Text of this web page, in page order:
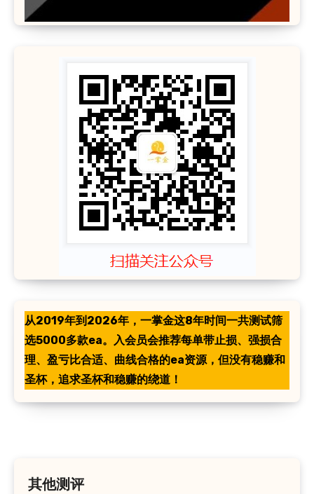
从2019年到2026年，一掌金这8年时间一共测试筛
选5000多款ea。入会员会推荐每单带止损、强损合
理、盈亏比合适、曲线合格的ea资源，但没有稳赚和
圣杯，追求圣杯和稳赚的绕道！
其他测评